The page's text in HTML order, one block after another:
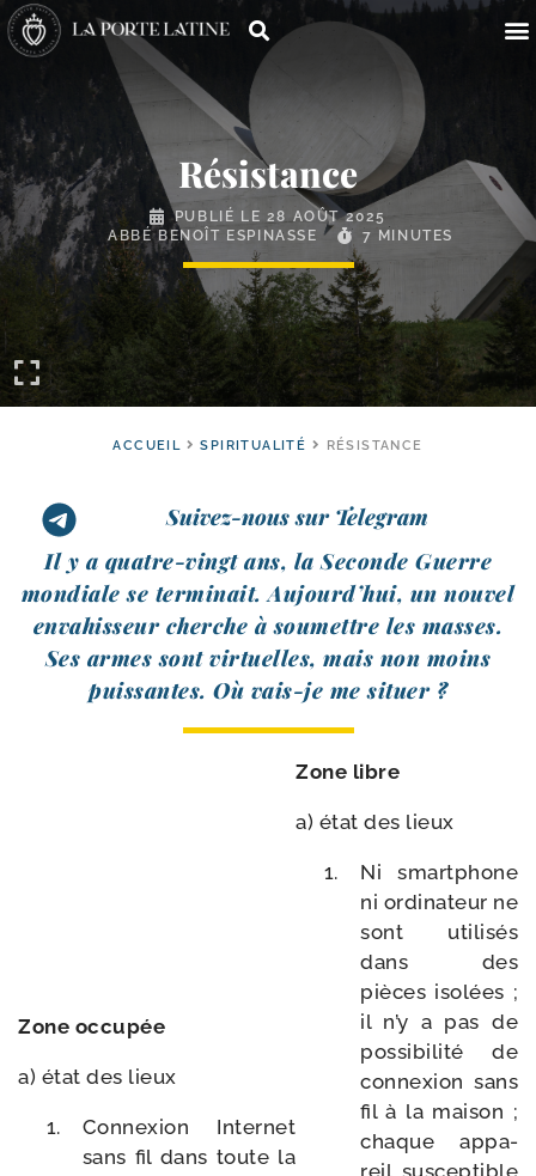
Résistance
PUBLIÉ LE 28 AOÛT 2025
ABBÉ BENOÎT ESPINASSE
7 MINUTES
ACCUEIL SPIRITUALITÉ RÉSISTANCE
Suivez-nous sur Telegram
Il y a quatre-​vingt ans, la Seconde Guerre
mon­diale se ter­mi­nait. Aujourd’hui, un nou­vel
enva­his­seur cherche à sou­mettre les masses.
Ses armes sont vir­tuelles, mais non moins
puis­santes. Où vais-​je me situer ?
Zone occu­pée
a) état des lieux
Connexion Internet
sans fil dans toute la
Zone libre
a) état des lieux
Ni smart­phone
ni ordi­na­teur ne
sont uti­li­sés
dans des
pièces iso­lées ;
il n’y a pas de
pos­si­bi­li­té de
connexion sans
fil à la mai­son ;
chaque appa­
reil sus­cep­tible